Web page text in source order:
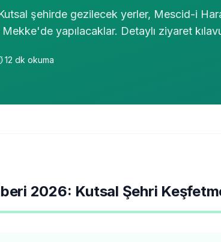
şehirde gezilecek yerler, Mescid-i
yapılacaklar. Detaylı ziyaret
12 dk okuma
2026: Kutsal Şehri